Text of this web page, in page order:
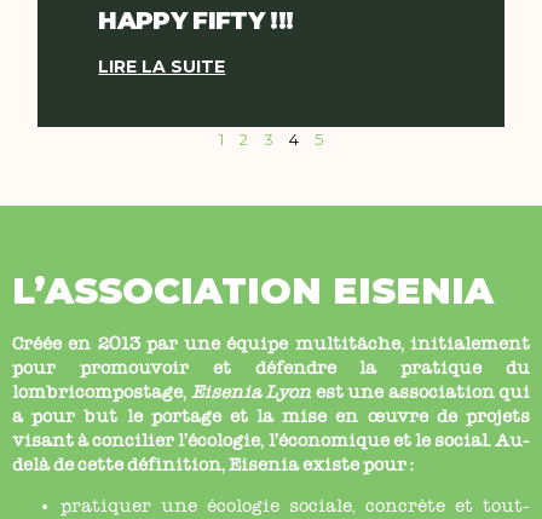
HAPPY FIFTY !!!
LIRE LA SUITE
1 2 3 4 5
L’ASSOCIATION EISENIA
Créée en 2013 par une équipe multitâche, initialement
pour promouvoir et défendre la pratique du
lombricompostage, Eisenia Lyon est une association qui
a pour but le portage et la mise en œuvre de projets
visant à concilier l’écologie, l’économique et le social. Au-
delà de cette définition, Eisenia existe pour :
pratiquer une écologie sociale, concrète et tout-